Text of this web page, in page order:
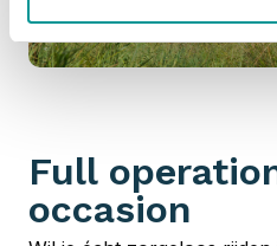
Full
occasion